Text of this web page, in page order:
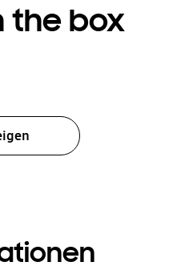
the box